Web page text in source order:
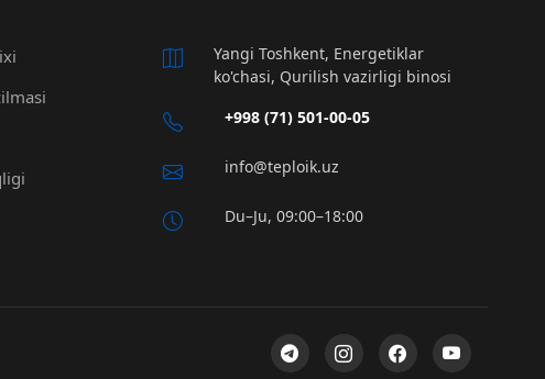
Yangi Toshkent, Energetiklar
ko'chasi, Qurilish vazirligi binosi
+998 (71) 501-00-05
info@teploik.uz
Du–Ju, 09:00–18:00